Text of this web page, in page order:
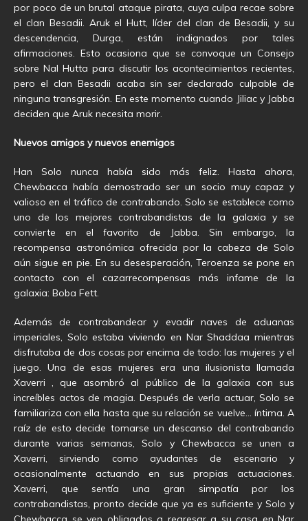
por poco de un brutal ataque pirata, cuya culpa recae sobre
el clan Besadii. Aruk el Hutt, líder del clan de Besadii, y su
descendencia, Durga, están indignados por tales
afirmaciones. Esto ocasiona que se convoque un Consejo
sobre Nal Hutta para discutir los acontecimientos recientes,
pero el clan Besadii acaba sin ser declarado culpable de
ninguna transgresión. En este momento cuando Jiliac y Jabba
deciden que Aruk necesita morir.
Nuevos amigos y nuevos enemigos
Han Solo nunca había sido más feliz. Hasta ahora,
Chewbacca había demostrado ser un socio muy capaz y
valioso en el tráfico de contrabando. Solo se establece como
uno de los mejores contrabandistas de la galaxia y se
convierte en el favorito de Jabba. Sin embargo, la
recompensa astronómica ofrecida por la cabeza de Solo
aún sigue en pie. En su desesperación, Teroenza se pone en
contacto con el cazarrecompensas más infame de la
galaxia: Boba Fett.
Además de contrabandear y evadir naves de aduanas
imperiales, Solo estaba viviendo en Nar Shaddaa mientras
disfrutaba de dos cosas por encima de todo: las mujeres y el
juego. Una de esas mujeres era una ilusionista llamada
Xaverri , que asombró al público de la galaxia con sus
increíbles actos de magia. Después de verla actuar, Solo se
familiariza con ella hasta que su relación se vuelve… íntima. A
raíz de esto decide tomarse un descanso del contrabando
durante varias semanas, Solo y Chewbacca se unen a
Xaverri, sirviendo como ayudantes de escenario y
ocasionalmente actuando en sus propias actuaciones.
Xaverri, que sentía una gran simpatía por los
contrabandistas, pronto decide que ya es suficiente y Solo y